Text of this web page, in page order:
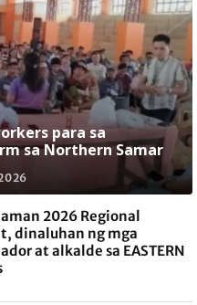
para sa
sa Northern Samar
2026 Regional
dinaluhan ng mga
at alkalde sa EASTERN